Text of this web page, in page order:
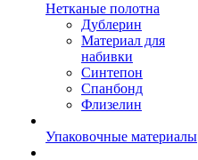
Нетканые полотна
Дублерин
Материал для
набивки
Синтепон
Спанбонд
Флизелин
Упаковочные материалы